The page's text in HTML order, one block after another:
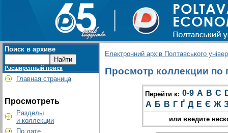
Поиск в архиве
Расширенный поиск
Главная страница
Просмотреть
Разделы
и коллекции
По дате
Електронний архів Полтавського
Просмотр коллекции по
Перейти к: 0-9 A B C
А Б В Г Ґ Д Е Є Ж
или введите